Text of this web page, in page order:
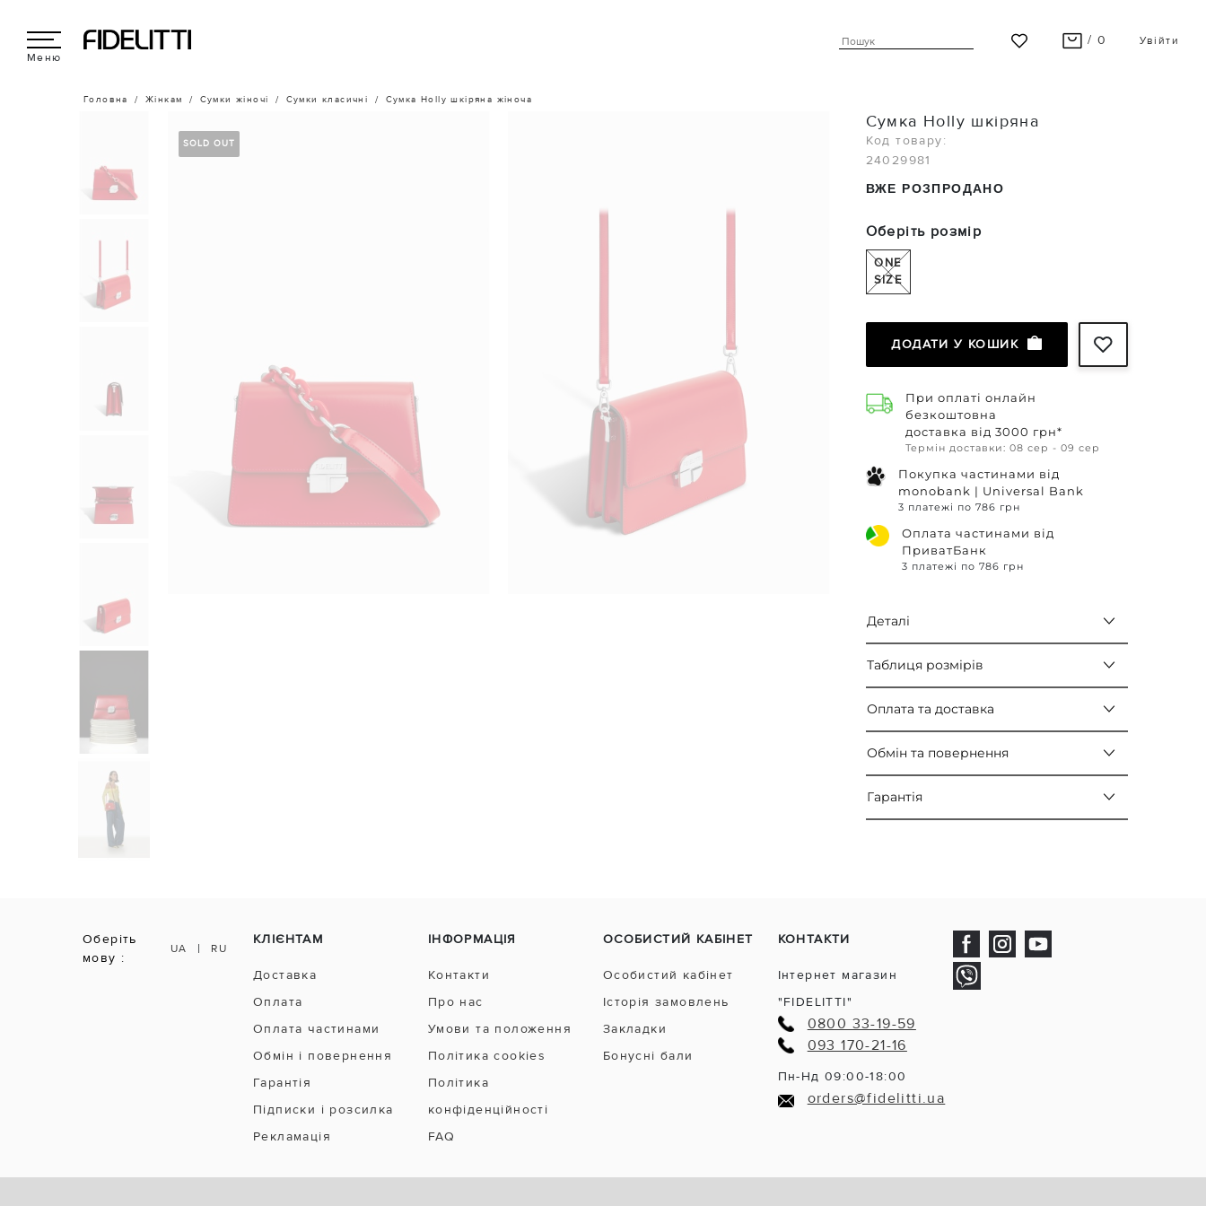
Меню
/ 0
Останні модні новинки чекають на Вас!
Увійти
Головна Жінкам Сумки жіночі Сумки класичні Сумка Holly шкіряна жіноча
SOLD OUT
Сумка Holly шкіряна
Код товару:
24029981
ВЖЕ РОЗПРОДАНО
Оберіть розмір
ONE
SIZE
ДОДАТИ У КОШИК
При оплаті онлайн
безкоштовна
доставка від 3000 грн*
Термін доставки: 08 сер - 09 сер
Покупка частинами від
monobank | Universal Bank
3 платежі по 786 грн
Оплата частинами від
ПриватБанк
3 платежі по 786 грн
Деталі
Таблиця розмірів
Оплата та доставка
Обмін та повернення
Гарантія
Оберіть
мову :
UA | RU
КЛІЄНТАМ
Доставка
Оплата
Оплата частинами
Обмін і повернення
Гарантія
Підписки і розсилка
Рекламація
ІНФОРМАЦІЯ
Контакти
Про нас
Умови та положення
Політика cookies
Політика
конфіденційності
FAQ
ОСОБИСТИЙ КАБІНЕТ
Особистий кабінет
Історія замовлень
Закладки
Бонусні бали
КОНТАКТИ
Інтернет магазин
"FIDELITTI"
0800 33-19-59
093 170-21-16
Пн-Нд 09:00-18:00
orders@fidelitti.ua